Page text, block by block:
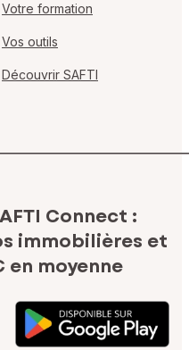
Votre formation
Vos outils
Découvrir SAFTI
Connect :
immobilières et
en moyenne